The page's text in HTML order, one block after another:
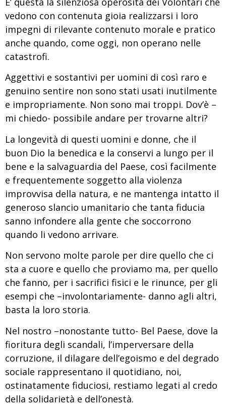
vedono con contenuta gioia realizzarsi i loro
impegni di rilevante contenuto morale e pratico
anche quando, come oggi, non operano nelle
catastrofi.
Aggettivi e sostantivi per uomini di così raro e
genuino sentire non sono stati usati inutilmente
e impropriamente. Non sono mai troppi. Dov’è –
mi chiedo- possibile andare per trovarne altri?
La longevità di questi uomini e donne, che il
buon Dio la benedica e la conservi a lungo per il
bene e la salvaguardia del Paese, così facilmente
e frequentemente soggetto alla violenza
improvvisa della natura, e ne mantenga intatto il
generoso slancio umanitario che tanta fiducia
sanno infondere alla gente che soccorrono
quando li vedono arrivare.
Non servono molte parole per dire quello che ci
sta a cuore e quello che proviamo ma, per quello
che fanno, per i sacrifici fisici e le rinunce, per gli
esempi che –involontariamente- danno agli altri,
basta la loro storia.
Nel nostro –nonostante tutto- Bel Paese, dove la
fioritura degli scandali, l’imperversare della
corruzione, il dilagare dell’egoismo e del degrado
sociale rappresentano il quotidiano, noi,
ostinatamente fiduciosi, restiamo legati al credo
della solidarietà e dell’onestà.